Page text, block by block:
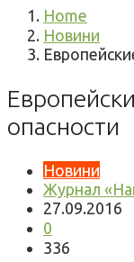
Home
Новини
опасности
Новини
Журнал
27.09.2016
0
336